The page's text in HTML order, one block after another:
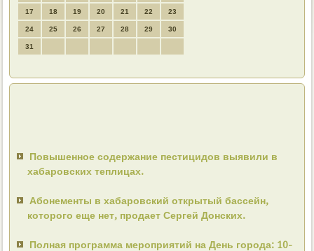
17 18 19 20 21 22 23
24 25 26 27 28 29 30
31
Повышенное содержание пестицидов выявили в
хабаровских теплицах.
Абонементы в хабаровский открытый бассейн,
которого еще нет, продает Сергей Донских.
Полная программа мероприятий на День города: 10-